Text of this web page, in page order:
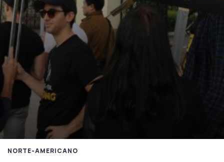
NORTE-AMERICANO